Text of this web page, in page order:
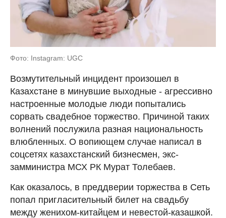
Фото: Instagram: UGC
Возмутительный инцидент произошел в
Казахстане в минувшие выходные - агрессивно
настроенные молодые люди попытались
сорвать свадебное торжество. Причиной таких
волнений послужила разная национальность
влюбленных. О вопиющем случае написал в
соцсетях казахстанский бизнесмен, экс-
замминистра МСХ РК Мурат Толебаев.
Как оказалось, в преддверии торжества в Сеть
попал пригласительный билет на свадьбу
между женихом-китайцем и невестой-казашкой.